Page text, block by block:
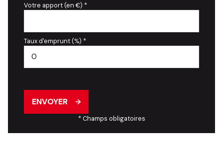
Votre apport (en €) *
Taux d'emprunt (%) *
ENVOYER
* Champs obligatoires